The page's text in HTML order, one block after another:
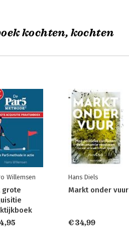
kochten, kochten
Willemsen
grote
Hans Diels
Markt onder vuur
€ 34,99